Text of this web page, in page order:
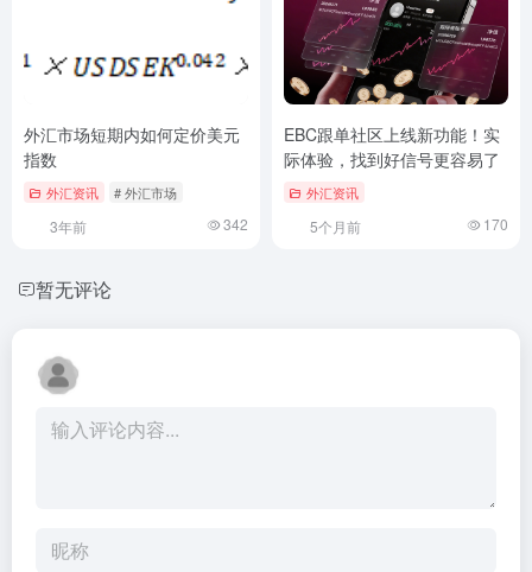
外汇市场短期内如何定价美元
指数
外汇资讯 # 外汇市场
3年前 342
EBC跟单社区上线新功能！实
际体验，找到好信号更容易了
外汇资讯
5个月前 170
暂无评论